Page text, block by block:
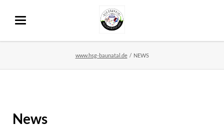
www.hsg-baunatal.de NEWS
News